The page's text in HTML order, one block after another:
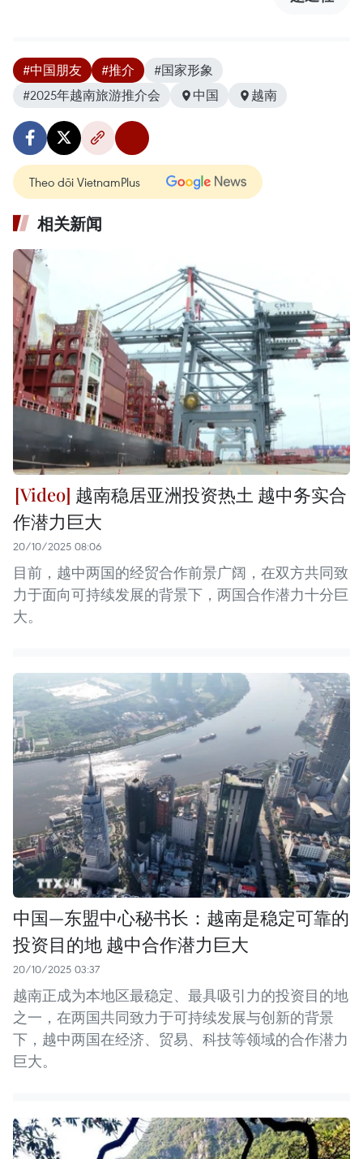
#中国朋友 #推介
#国家形象
#2025年越南旅游推介会
中国 越南
Theo dõi VietnamPlus
相关新闻
越南稳居亚洲投资热土 越中务实合
作潜力巨大
20/10/2025 08:06
目前，越中两国的经贸合作前景广阔，在双方共同致
力于面向可持续发展的背景下，两国合作潜力十分巨
大。
中国—东盟中心秘书长：越南是稳定可靠的
投资目的地 越中合作潜力巨大
20/10/2025 03:37
越南正成为本地区最稳定、最具吸引力的投资目的地
之一，在两国共同致力于可持续发展与创新的背景
下，越中两国在经济、贸易、科技等领域的合作潜力
巨大。